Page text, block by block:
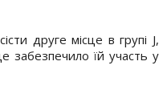
друге місце в групі J,
забезпечило їй участь у